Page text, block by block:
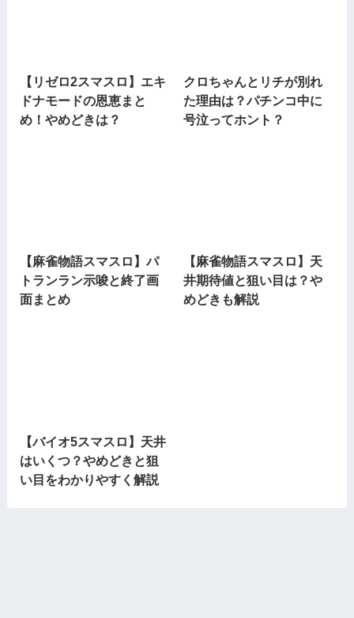
【リゼロ2スマスロ】エキ
ドナモードの恩恵まと
め！やめどきは？
クロちゃんとリチが別れ
た理由は？パチンコ中に
号泣ってホント？
【麻雀物語スマスロ】パ
トランラン示唆と終了画
面まとめ
【麻雀物語スマスロ】天
井期待値と狙い目は？や
めどきも解説
【バイオ5スマスロ】天井
はいくつ？やめどきと狙
い目をわかりやすく解説